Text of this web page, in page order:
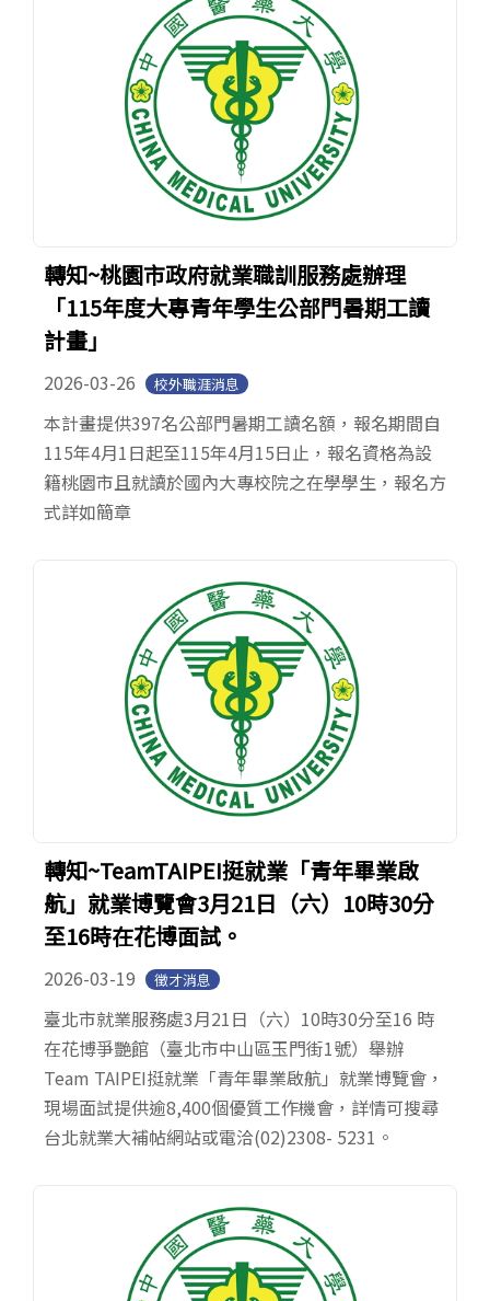
轉知~桃園市政府就業職訓服務處辦理
「115年度大專青年學生公部門暑期工讀
計畫」
2026-03-26 校外職涯消息
本計畫提供397名公部門暑期工讀名額，報名期間自
115年4月1日起至115年4月15日止，報名資格為設
籍桃園市且就讀於國內大專校院之在學學生，報名方
式詳如簡章
轉知~TeamTAIPEI挺就業「青年畢業啟
航」就業博覽會3月21日（六）10時30分
至16時在花博面試。
2026-03-19 徵才消息
臺北市就業服務處3月21日（六）10時30分至16 時
在花博爭艷館（臺北市中山區玉門街1號）舉辦
Team TAIPEI挺就業「青年畢業啟航」就業博覽會，
現場面試提供逾8,400個優質工作機會，詳情可搜尋
台北就業大補帖網站或電洽(02)2308- 5231。